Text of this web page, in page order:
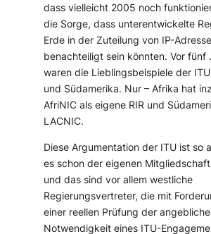
dass vielleicht 2005 noch
die Sorge, dass unterentwickelte
Erde in der Zuteilung von IP-
benachteiligt sein könnten. Vor fünf
waren die Lieblingsbeispiele der
und Südamerika. Nur – Afrika hat
AfriNIC als eigene RIR und
LACNIC.
Diese Argumentation der ITU ist so
es schon der eigenen
und das sind vor allem westliche
Regierungsvertreter, die mit
einer reellen Prüfung der
Notwendigkeit eines ITU-